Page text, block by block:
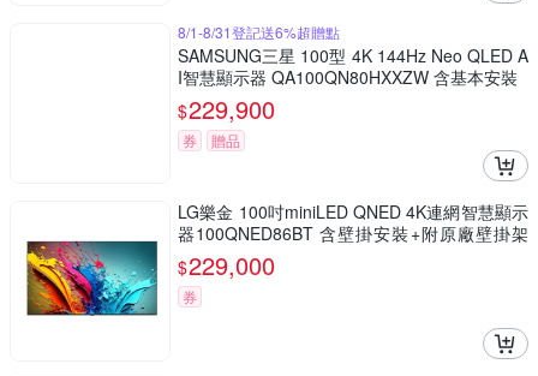
8/1-8/31登記送6%超贈點
SAMSUNG三星 100型 4K 144Hz Neo QLED A
I智慧顯示器 QA100QN80HXXZW 含基本安裝
$229,900
券 贈品
LG樂金 100吋miniLED QNED 4K連網智慧顯示
器100QNED86BT 含壁掛安裝+附原廠壁掛架
送7-11商品卡9000元
$229,000
券